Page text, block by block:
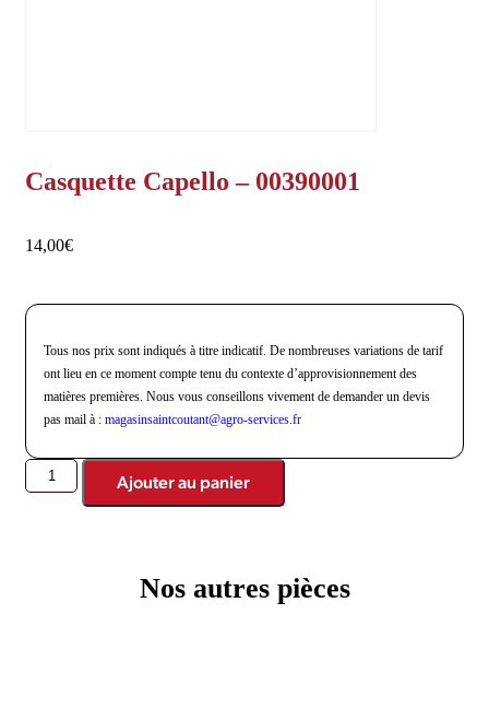
Casquette Capello – 00390001
14,00€
Tous nos prix sont indiqués à titre indicatif. De nombreuses variations de tarif
ont lieu en ce moment compte tenu du contexte d’approvisionnement des
matières premières. Nous vous conseillons vivement de demander un devis
pas mail à :magasinsaintcoutant@agro-services.fr
Ajouter au panier
Nos autres pièces